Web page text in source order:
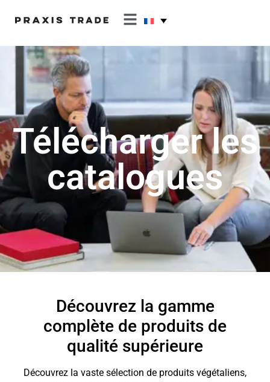
Télécharger les
catalogues
Découvrez la gamme
complète de produits de
qualité supérieure
Découvrez la vaste sélection de produits végétaliens,